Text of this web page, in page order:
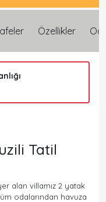
Özellikler
Tatil
alan villamız 2 yatak
odalarından havuza